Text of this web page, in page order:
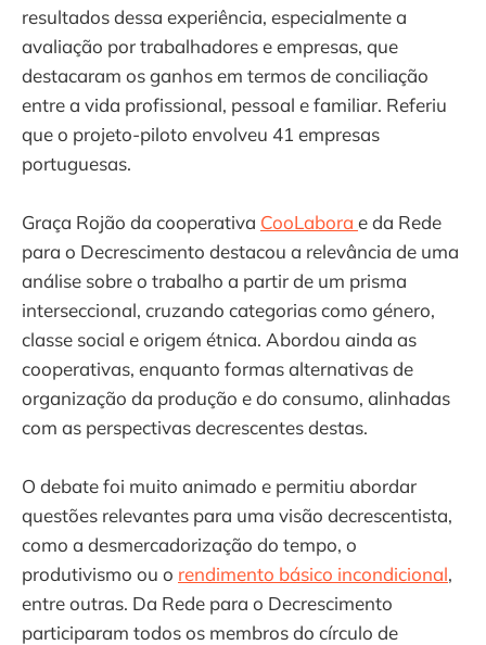
resultados dessa experiência, especialmente a
avaliação por trabalhadores e empresas, que
destacaram os ganhos em termos de conciliação
entre a vida profissional, pessoal e familiar. Referiu
que o projeto-piloto envolveu 41 empresas
portuguesas.
Graça Rojão da cooperativa CooLabora e da Rede
para o Decrescimento destacou a relevância de uma
análise sobre o trabalho a partir de um prisma
interseccional, cruzando categorias como género,
classe social e origem étnica. Abordou ainda as
cooperativas, enquanto formas alternativas de
organização da produção e do consumo, alinhadas
com as perspectivas decrescentes destas.
O debate foi muito animado e permitiu abordar
questões relevantes para uma visão decrescentista,
como a desmercadorização do tempo, o
produtivismo ou o rendimento básico incondicional,
entre outras. Da Rede para o Decrescimento
participaram todos os membros do círculo de